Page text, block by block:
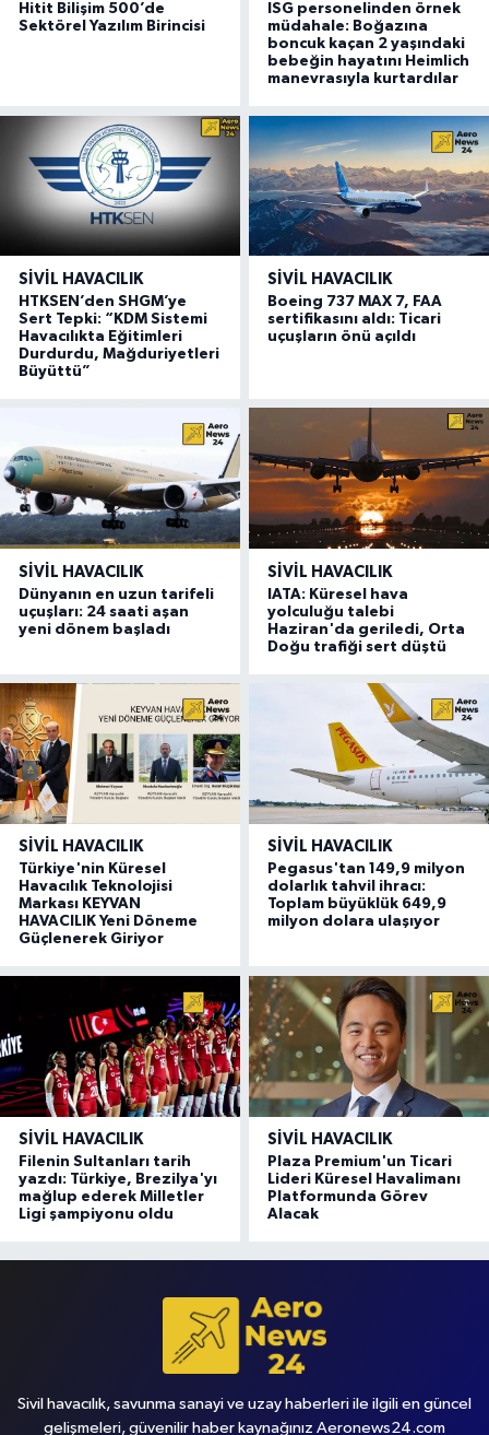
Hitit Bilişim 500’de
Sektörel Yazılım Birincisi
ISG personelinden örnek
müdahale: Boğazına
boncuk kaçan 2 yaşındaki
bebeğin hayatını Heimlich
manevrasıyla kurtardılar
SIVIL HAVACILIK
HTKSEN’den SHGM’ye
Sert Tepki: “KDM Sistemi
Havacılıkta Eğitimleri
Durdurdu, Mağduriyetleri
Büyüttü”
SIVIL HAVACILIK
Boeing 737 MAX 7, FAA
sertifikasını aldı: Ticari
uçuşların önü açıldı
SIVIL HAVACILIK
Dünyanın en uzun tarifeli
uçuşları: 24 saati aşan
yeni dönem başladı
SIVIL HAVACILIK
IATA: Küresel hava
yolculuğu talebi
Haziran'da geriledi, Orta
Doğu trafiği sert düştü
SIVIL HAVACILIK
Türkiye'nin Küresel
Havacılık Teknolojisi
Markası KEYVAN
HAVACILIK Yeni Döneme
Güçlenerek Giriyor
SIVIL HAVACILIK
Pegasus'tan 149,9 milyon
dolarlık tahvil ihracı:
Toplam büyüklük 649,9
milyon dolara ulaşıyor
SIVIL HAVACILIK
Filenin Sultanları tarih
yazdı: Türkiye, Brezilya'yı
mağlup ederek Milletler
Ligi şampiyonu oldu
SIVIL HAVACILIK
Plaza Premium'un Ticari
Lideri Küresel Havalimanı
Platformunda Görev
Alacak
Sivil havacılık, savunma sanayi ve uzay haberleri ile ilgili en güncel
gelişmeleri, güvenilir haber kaynağınız Aeronews24.com